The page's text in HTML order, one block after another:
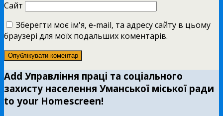
Сайт
Зберегти моє ім'я, e-mail, та адресу сайту в цьому
браузері для моїх подальших коментарів.
Add Управління праці та соціального
захисту населення Уманської міської ради
to your Homescreen!